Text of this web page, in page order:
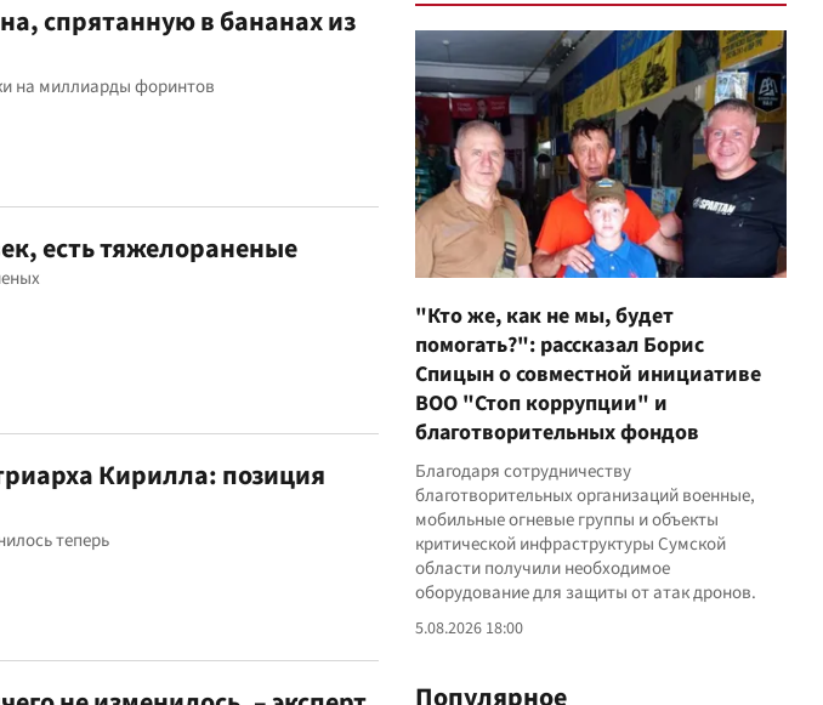
спрятанную в бананах из
на миллиарды форинтов
есть тяжелораненые
Кирилла: позиция
теперь
"Кто же, как не мы, будет
помогать?": рассказал Борис
Спицын о совместной инициативе
ВОО "Стоп коррупции" и
благотворительных фондов
Благодаря сотрудничеству
благотворительных организаций военные,
мобильные огневые группы и объекты
критической инфраструктуры Сумской
области получили необходимое
оборудование для защиты от атак дронов.
5.08.2026 18:00